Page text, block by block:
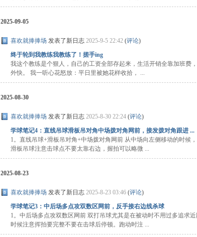
2025-09-05
喜欢就捧捧场 发表了新日志 2025-9-5 22:42 (评论)
终于轮到我教练我教练了！搓手ing
我这个教练是个狠人，自己的工资全部存起来，生活开销全靠加班费
外快。 我一听心花怒放：平日里被她花样收拾， ...
2025-08-30
喜欢就捧捧场 发表了新日志 2025-8-30 22:24 (评论)
学球笔记4：直线吊球滑板吊对角中场拨对角网前，接发拨对角跟进 ...
1。直线吊球+滑板吊对角+中场拨对角网前 从中场向左侧移动的时候
滑板吊球注意击球点不要太靠右边，握拍可以略微 ...
2025-08-23
喜欢就捧捧场 发表了新日志 2025-8-23 03:46 (评论)
学球笔记3：中后场多点攻双数区网前，反手接右边线杀球
1。中后场多点攻双数区网前 双打吊球尤其是在被动时不用过多追求
时候注意挥拍要完整不要在击球后停顿。跑动时注 ...